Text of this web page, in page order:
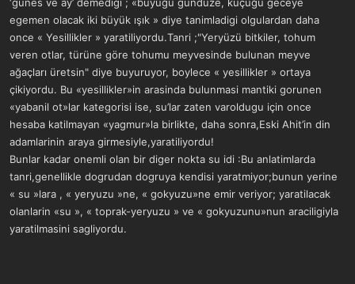
egemen olacak iki büyük ışık » diye tanimladigi olgulardan daha
once « Yesillikler » yaratiliyordu.Tanri ;"Yeryüzü bitkiler, tohum
veren otlar, türüne göre tohumu meyvesinde bulunan meyve
ağaçları üretsin" diye buyuruyor, boylece « yesillikler » ortaya
çikiyordu. Bu «yesillikler»in arasinda bulunmasi mantiki gorunen
«yabanil ot»lar kategorisi ise, su’lar zaten varoldugu için once
hesaba katilmayan «yagmur»la birlikte, daha sonra,Eski Ahit’in din
adamlarinin araya girmesiyle,yaratiliyordu!
Bunlar kadar onemli olan bir diger nokta su idi :Bu anlatimlarda
tanri,genellikle dogrudan dogruya kendisi yaratmiyor;bunun yerine
« su »lara , « yeryuzu »ne, « gokyuzu»ne emir veriyor; yaratilacak
olanlarin «su », « toprak-yeryuzu » ve « gokyuzunu»nun araciligiyla
yaratilmasini sagliyordu.